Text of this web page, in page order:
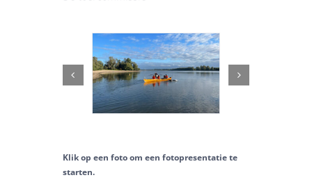
Klik op een foto om een fotopresentatie te
starten.